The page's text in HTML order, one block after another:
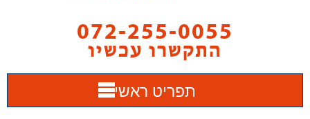
072-255-0055
התקשרו עכשיו
תפריט ראשי